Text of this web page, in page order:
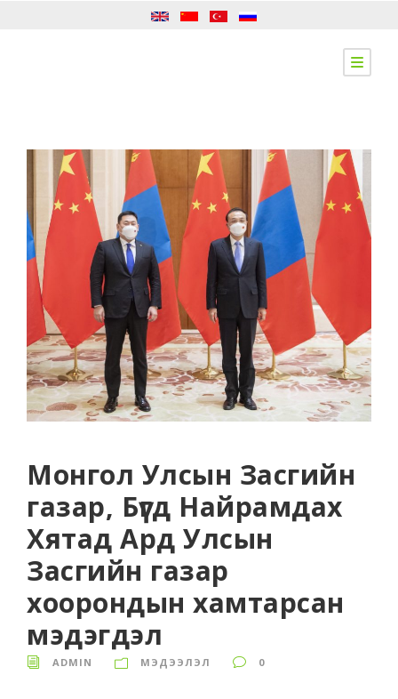
Монгол Улсын Засгийн
газар, Бүгд Найрамдах
Хятад Ард Улсын
Засгийн газар
хоорондын хамтарсан
мэдэгдэл
ADMIN МЭДЭЭЛЭЛ 0